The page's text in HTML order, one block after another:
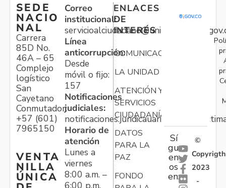
SEDE
NACIO
NAL
Carrera
85D No.
46A – 65
Complejo
logístico
San
Cayetano
Conmutador:
+57 (601)
7965150
VENTA
NILLA
ÚNICA
Correo
institucional:
Línea
anticorrupción:
Desde
móvil o fijo:
157
Notificaciones
judiciales:
Horario de
atención
Lunes a
viernes
8:00 a.m. –
ENLACES
DE
INTERÉS
COMUNICACIONES
LA UNIDAD
ATENCIÓN Y
SERVICIOS
CIUDADANÍA
DATOS
PARA LA
PAZ
FONDO
Sí
gu
en
os
en:
©
Copyrigth
2023
-